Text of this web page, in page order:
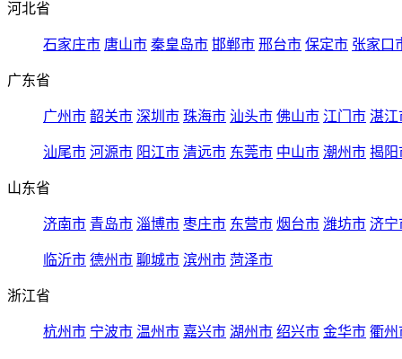
河北省
石家庄市 唐山市 秦皇岛市 邯郸市 邢台市 保定市 张家口
广东省
广州市 韶关市 深圳市 珠海市 汕头市 佛山市 江门市 湛江
汕尾市 河源市 阳江市 清远市 东莞市 中山市 潮州市 揭阳
山东省
济南市 青岛市 淄博市 枣庄市 东营市 烟台市 潍坊市 济宁
临沂市 德州市 聊城市 滨州市 菏泽市
浙江省
杭州市 宁波市 温州市 嘉兴市 湖州市 绍兴市 金华市 衢州